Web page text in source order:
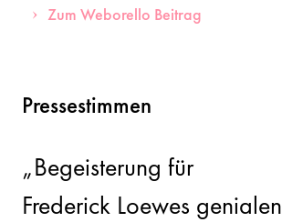
Zum Weborello Beitrag
Pressestimmen
„Begeisterung für
Frederick Loewes genialen